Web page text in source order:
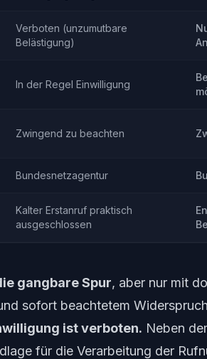
Verboten (unzumutbare
Belästigung)
In der Regel Einwilligung
Zwingend zu beachten
Bundesnetzagentur
Kalter Erstanruf praktisch
ausgeschlossen
gangbare Spur, aber nur mit
sofort beachtetem
ist verboten. Neben
für die Verarbeitung der